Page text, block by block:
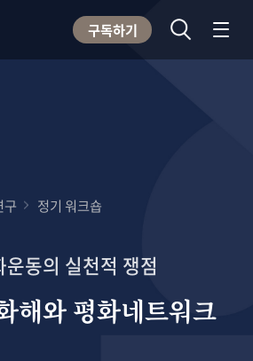
구독하기
구 정기 워크숍
동의 실천적 쟁점
해와 평화네트워크